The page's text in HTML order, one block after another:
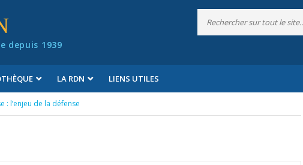
depuis 1939
LA RDN LIENS UTILES
: l’enjeu de la défense